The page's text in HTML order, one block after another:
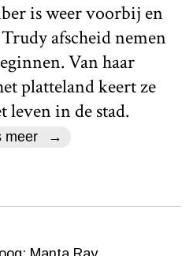
is weer voorbij en
afscheid nemen
Van haar
platteland keert ze
leven in de stad.
meer